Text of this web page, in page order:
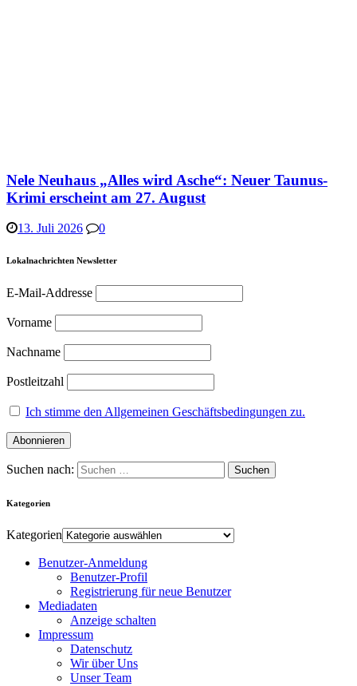
Nele Neuhaus „Alles wird Asche“: Neuer Taunus-
Krimi erscheint am 27. August
13. Juli 2026 0
Lokalnachrichten Newsletter
E-Mail-Addresse
Vorname
Nachname
Postleitzahl
Ich stimme den Allgemeinen Geschäftsbedingungen zu.
Suchen nach:
Kategorien
Kategorien
Benutzer-Anmeldung
Benutzer-Profil
Registrierung für neue Benutzer
Mediadaten
Anzeige schalten
Impressum
Datenschutz
Wir über Uns
Unser Team